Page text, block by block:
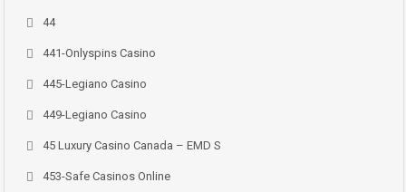
44
441-Onlyspins Casino
445-Legiano Casino
449-Legiano Casino
45 Luxury Casino Canada – EMD S
453-Safe Casinos Online